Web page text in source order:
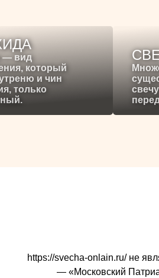
— вид
который
и чин
только
https://svecha-onlain.ru/ не
— «Московский